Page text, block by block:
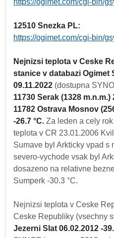
https://ogimet.com/cgi-bin/
12510 Snezka PL:
https://ogimet.com/cgi-bin/
Nejnizsi teplota v Ceske
stanice v databazi Ogimet
09.11.2022 (dostupna
11730 Serak (1328 m.n.m.)
11782 Ostrava Mosnov
-26.7 °C. Za leden a cely
teplota v CR 23.01.2006
Sumave byl Arkticky vpad s
severo-vychode vsak byl
dosazeno na relativne
Sumperk -30.3 °C.
Nejnizsi teplota v Ceske
Ceske Republiky (vsechny
Jezerni Slat 06.02.2012 -